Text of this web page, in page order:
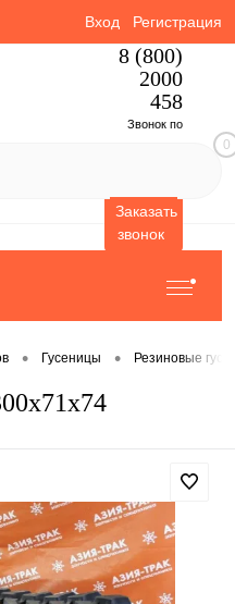
Вход Регистрация
8 (800)
2000
458
Звонок по
Заказать
звонок
0
• Гусеницы • Резиновые